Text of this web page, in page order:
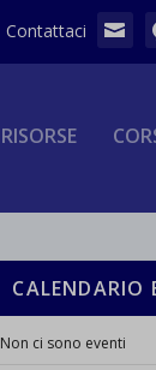
RISORSE
CALENDARIO
Non ci sono eventi